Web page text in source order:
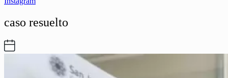
caso resuelto